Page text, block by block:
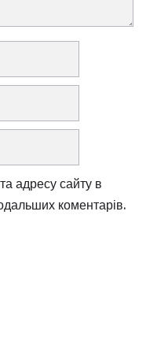
адресу сайту в
коментарів.